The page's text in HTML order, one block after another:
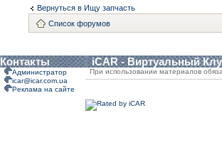
Вернуться в Ищу запчасть
Список форумов
Контакты iCAR - Виртуальный
Администратор
icar@icar.com.ua
Реклама на сайте
При использовании материалов